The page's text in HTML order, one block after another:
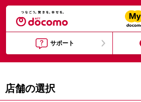
サポート
店舗の選択